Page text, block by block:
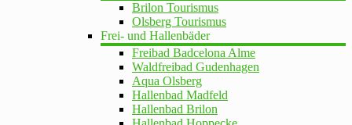
Brilon Tourismus
Olsberg Tourismus
Frei- und Hallenbäder
Freibad Badcelona Alme
Waldfreibad Gudenhagen
Aqua Olsberg
Hallenbad Madfeld
Hallenbad Brilon